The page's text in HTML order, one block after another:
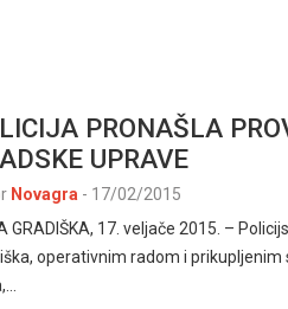
PRONAŠLA
UPRAVE
Novagra - 17/02/2015
GRADIŠKA, 17. veljače 2015. –
operativnim radom i